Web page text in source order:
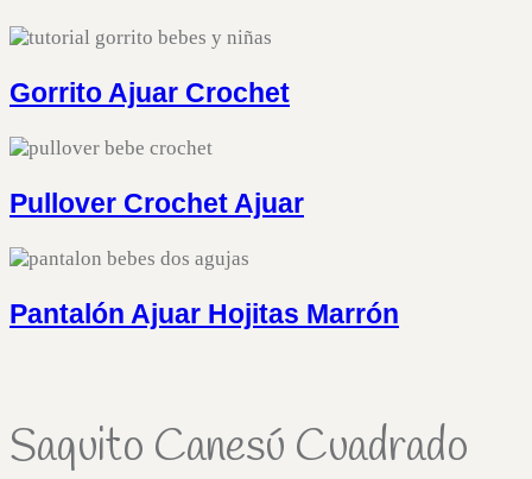
Gorrito Ajuar Crochet
Pullover Crochet Ajuar
Pantalón Ajuar Hojitas Marrón
Saquito Canesú Cuadrado